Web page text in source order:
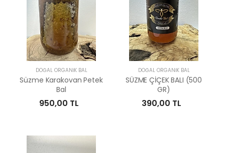
DOĞAL ORGANIK BAL
Süzme Karakovan Petek
Bal
950,00 TL
DOĞAL ORGANIK BAL
SÜZME ÇİÇEK BALI (500
GR)
390,00 TL